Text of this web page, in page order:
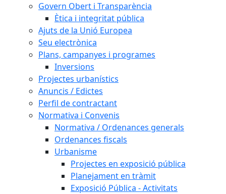
Govern Obert i Transparència
Ètica i integritat pública
Ajuts de la Unió Europea
Seu electrònica
Plans, campanyes i programes
Inversions
Projectes urbanístics
Anuncis / Edictes
Perfil de contractant
Normativa i Convenis
Normativa / Ordenances generals
Ordenances fiscals
Urbanisme
Projectes en exposició pública
Planejament en tràmit
Exposició Pública - Activitats